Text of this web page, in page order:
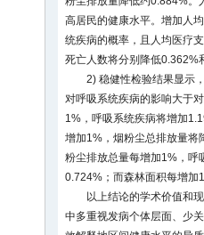
高居民的健康水平。增加人
统疾病的概率，且人均医疗
死亡人数将分别降低0.362%
2) 稳健性检验结果显示
对呼吸系统疾病的影响大于
1%，呼吸系统疾病将增加
增加1%，烟粉尘总排放量将
粉尘排放总量每增加1%，呼
0.724%；而森林面积每增加
以上结论的学术价值和
中多重视发病个体层面、少